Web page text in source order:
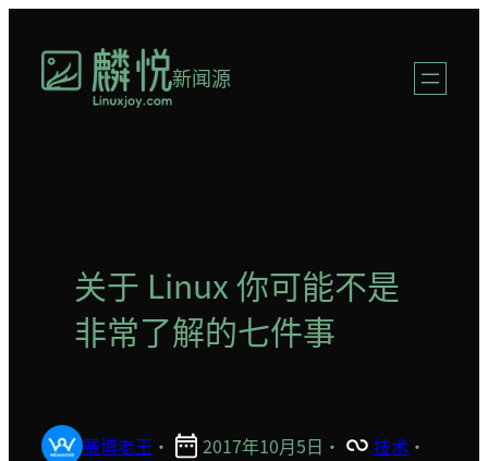
新闻源
关于 Linux 你可能不是
非常了解的七件事
赛博老王 · 2017年10月5日 · 技术 ·